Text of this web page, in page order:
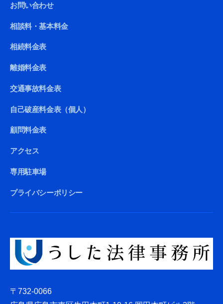
お問い合わせ
相談料・基本料金
相続料金表
離婚料金表
交通事故料金表
自己破産料金表（個人）
顧問料金表
アクセス
専用駐車場
プライバシーポリシー
〒732-0066